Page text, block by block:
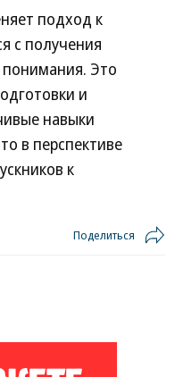
подход к
с получения
понимания. Это
и
навыки
в перспективе
к
Поделиться